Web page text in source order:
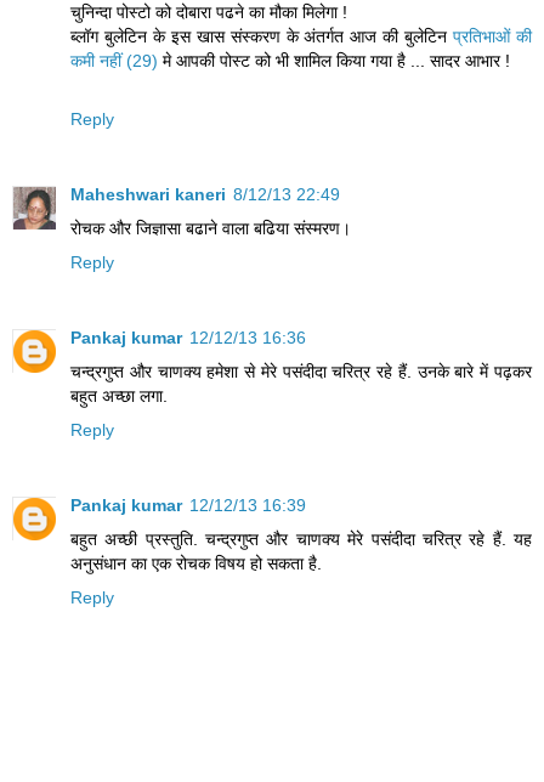
चुनिन्दा पोस्टो को दोबारा पढने का मौका मिलेगा !
ब्लॉग बुलेटिन के इस खास संस्करण के अंतर्गत आज की बुलेटिनप्रतिभाओं की
कमी नहीं (29) मे आपकी पोस्ट को भी शामिल किया गया है ... सादर आभार !
Reply
Maheshwari kaneri 8/12/13 22:49
रोचक और जिज्ञासा बढाने वाला बढिया संस्मरण।
Reply
Pankaj kumar 12/12/13 16:36
चन्द्रगुप्त और चाणक्य हमेशा से मेरे पसंदीदा चरित्र रहे हैं. उनके बारे में पढ़कर
बहुत अच्छा लगा.
Reply
Pankaj kumar 12/12/13 16:39
बहुत अच्छी प्रस्तुति. चन्द्रगुप्त और चाणक्य मेरे पसंदीदा चरित्र रहे हैं. यह
अनुसंधान का एक रोचक विषय हो सकता है.
Reply